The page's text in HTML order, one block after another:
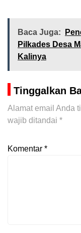
Baca Juga:
Pilkades Desa
Kalinya
Tinggalkan
Alamat email Anda
wajib ditandai *
Komentar *